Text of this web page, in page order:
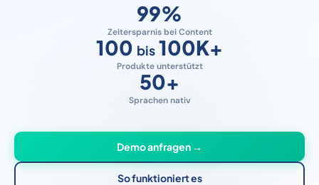
99%
Zeitersparnis bei Content
100 bis 100K+
Produkte unterstützt
50+
Sprachen nativ
Demo anfragen →
So funktioniert es